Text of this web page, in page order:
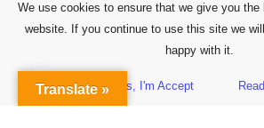
Sidebar
We use cookies to ensure that we give you the
website. If you continue to use this site we
happy with it.
Yes, I'm Accept
Translate »